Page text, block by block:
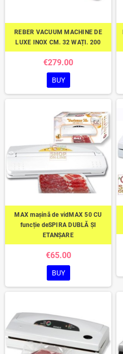
REBER VACUUM MACHINE DE
LUXE INOX CM. 32 WAȚI. 200
€279.00
BUY
MAX mașină de vidMAX 50 CU
funcție deSPIRA DUBLĂ ȘI
ETANȘARE
€65.00
BUY